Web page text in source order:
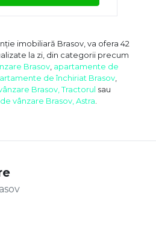
imobiliară Brasov, va ofera 42
la zi, din categorii precum
Brasov apartamente de
de închiriat Brasov,
Brasov, Tractorul sau
vânzare Brasov, Astra